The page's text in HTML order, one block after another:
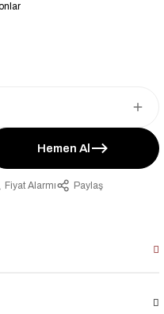
Hemen Al
Fiyat Alarmı
Paylaş